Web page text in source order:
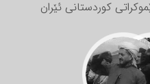
کوردستانی ئێران